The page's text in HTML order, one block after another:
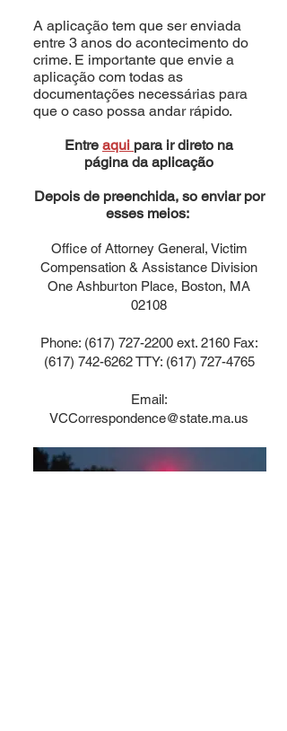
A aplicação tem que ser enviada
entre 3 anos do acontecimento do
crime. E importante que envie a
aplicação com todas as
documentações necessárias para
que o caso possa andar rápido.
Entre aqui para ir direto na
páginada aplicação
Depois de preenchida, so enviar por
esses meios:
Office of Attorney General, Victim
Compensation & Assistance Division
One Ashburton Place, Boston, MA
02108
Phone: (617) 727-2200ext. 2160 Fax:
(617) 742-6262TTY: (617) 727-4765
Email:
VCCorrespondence@state.ma.us